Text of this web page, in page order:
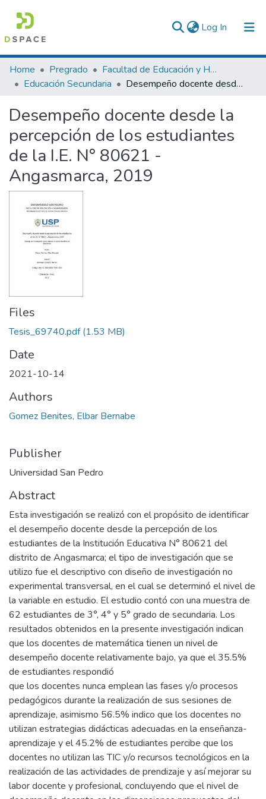
Log In (current)
Communities & Collections
All of DSpace
Statistics
Home Pregrado
Facultad de Educación y Humanidades
Educación Secundaria
Desempeño docente desde la percepción de los estudiantes de la I.E. N° 80621 - Angasmarca, 2019
Desempeño docente desde la
percepción de los estudiantes
de la I.E. N° 80621 -
Angasmarca, 2019
Files
Tesis_69740.pdf(1.53 MB)
Date
2021-10-14
Authors
Gomez Benites, Elbar Bernabe
Publisher
Universidad San Pedro
Abstract
Esta investigación se realizó con el propósito de identificar
el desempeño docente desde la percepción de los
estudiantes de la Institución Educativa N° 80621 del
distrito de Angasmarca; el tipo de investigación que se
utilizo fue el descriptivo con diseño de investigación no
experimental transversal, en el cual se determinó el nivel de
la variable en estudio. El estudio contó con una muestra de
62 estudiantes de 3°, 4° y 5° grado de secundaria. Los
resultados obtenidos en la presente investigación indican
que los docentes de matemática tienen un nivel de
desempeño docente relativamente bajo, ya que el 35.5%
de estudiantes respondió
que los docentes nunca emplean las fases y/o procesos
pedagógicos durante la realización de sus sesiones de
aprendizaje, asimismo 56.5% indico que los docentes no
utilizan estrategias didácticas adecuadas en la enseñanza-
aprendizaje y el 45.2% de estudiantes percibe que los
docentes no utilizan las TIC y/o recursos tecnológicos en la
realización de las actividades de prendizaje y así mejorar su
labor docente y profesional, concluyendo que el nivel de